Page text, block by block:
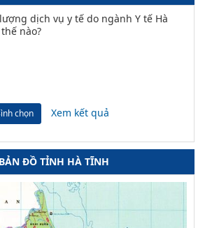
dịch vụ y tế do ngành Y tế Hà
nào?
chọn Xem kết quả
BẢN ĐỒ TỈNH HÀ TĨNH